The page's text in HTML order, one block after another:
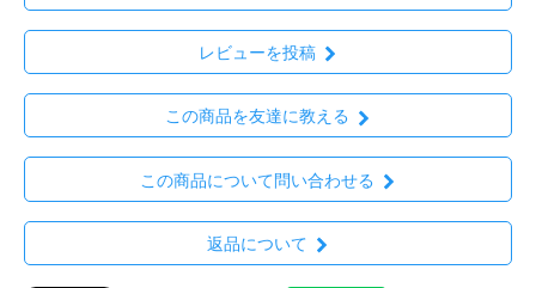
レビューを投稿
この商品を友達に教える
この商品について問い合わせる
返品について